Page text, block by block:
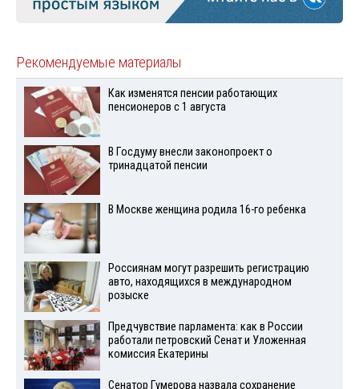
Рекомендуемые материалы
Как изменятся пенсии работающих
пенсионеров с 1 августа
В Госдуму внесли законопроект о
тринадцатой пенсии
В Москве женщина родила 16-го ребенка
Россиянам могут разрешить регистрацию
авто, находящихся в международном
розыске
Предчувствие парламента: как в России
работали петровский Сенат и Уложенная
комиссия Екатерины
Сенатор Гумерова назвала сохранение